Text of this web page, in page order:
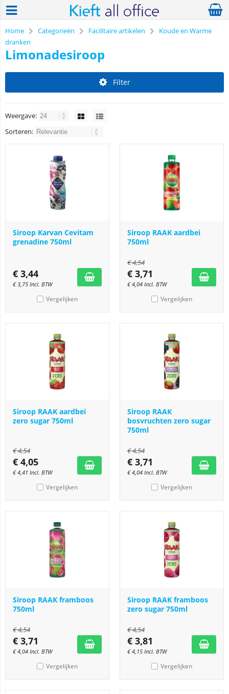
Home Categorieën Facilitaire artikelen
Koude en Warme
dranken
Limonadesiroop
Filter
Weergave:
Sorteren:
Siroop Karvan Cevitam
grenadine 750ml
€ 3,44
€3,75 Incl. BTW
Vergelijken
Siroop RAAK aardbei
750ml
€4,54
€ 3,71
€4,04 Incl. BTW
Vergelijken
Siroop RAAK aardbei
zero sugar 750ml
€4,54
€ 4,05
€4,41 Incl. BTW
Vergelijken
Siroop RAAK
bosvruchten zero sugar
750ml
€4,54
€ 3,71
€4,04 Incl. BTW
Vergelijken
Siroop RAAK framboos
750ml
€4,54
€ 3,71
€4,04 Incl. BTW
Vergelijken
Siroop RAAK framboos
zero sugar 750ml
€4,54
€ 3,81
€4,15 Incl. BTW
Vergelijken